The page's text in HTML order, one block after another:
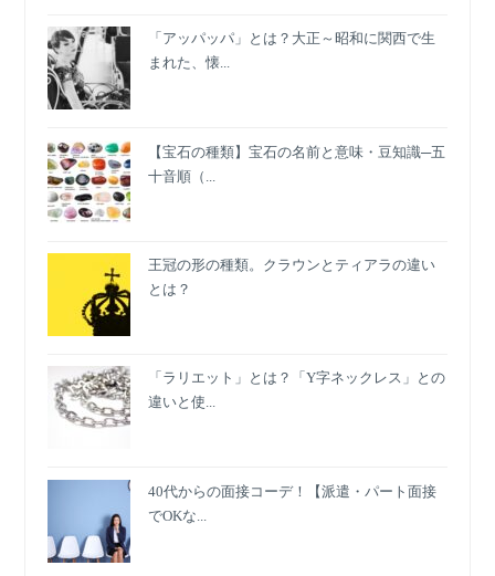
「アッパッパ」とは？大正～昭和に関西で生
まれた、懐...
【宝石の種類】宝石の名前と意味・豆知識─五
十音順（...
王冠の形の種類。クラウンとティアラの違い
とは？
「ラリエット」とは？「Y字ネックレス」との
違いと使...
40代からの面接コーデ！【派遣・パート面接
でOKな...